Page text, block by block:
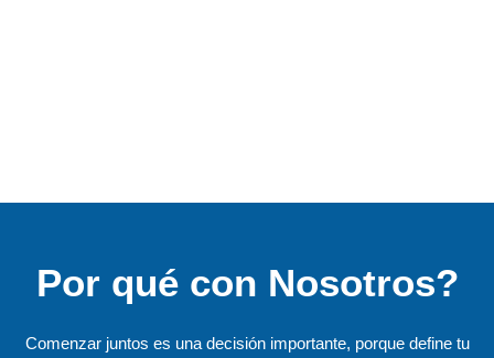
Por qué con Nosotros?
Comenzar juntos es una decisión importante, porque define tu